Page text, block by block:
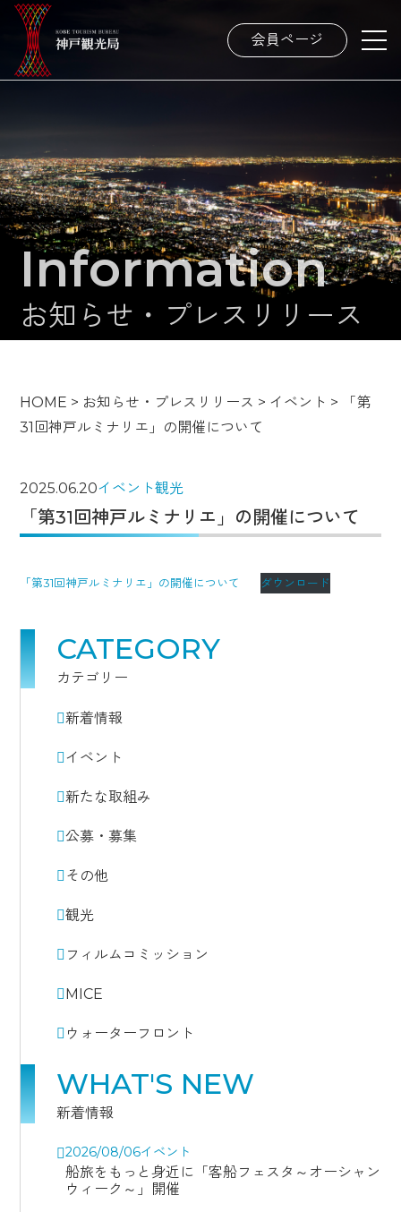
会員ページ
Information
お知らせ・プレスリリース
HOME > お知らせ・プレスリリース > イベント >
「第
31回神戸ルミナリエ」の開催について
2025.06.20イベント観光
「第31回神戸ルミナリエ」の開催について
「第31回神戸ルミナリエ」の開催について ダウンロード
CATEGORY
カテゴリー
新着情報
イベント
新たな取組み
公募・募集
その他
観光
フィルムコミッション
MICE
ウォーターフロント
WHAT'S NEW
新着情報
2026/08/06イベント
船旅をもっと身近に「客船フェスタ～オーシャン
ウィーク～」開催